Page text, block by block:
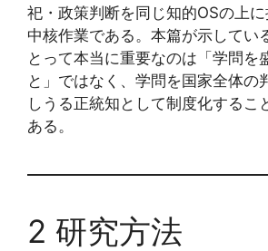
祀・政策判断を同じ知的OSの上
中核作業である。本篇が示してい
とって本当に重要なのは「学問を
と」ではなく、学問を国家全体の
しうる正統知として制度化するこ
ある。
2 研究方法